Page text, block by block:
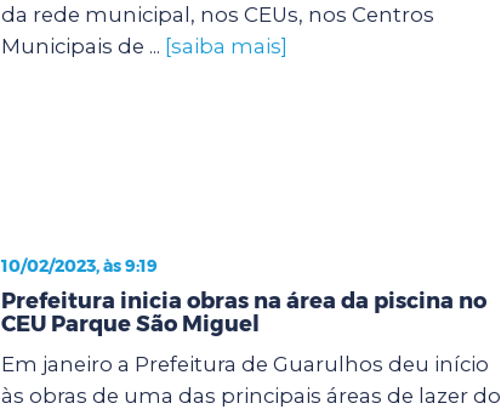
da rede municipal, nos CEUs, nos Centros
Municipais de ... [saiba mais]
10/02/2023, às 9:19
Prefeitura inicia obras na área da piscina no
CEU Parque São Miguel
Em janeiro a Prefeitura de Guarulhos deu início
às obras de uma das principais áreas de lazer do